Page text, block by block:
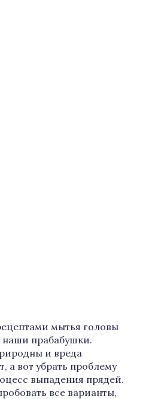
мытья головы
наши прабабушки.
и вреда
а вот убрать проблему
выпадения прядей.
все варианты,